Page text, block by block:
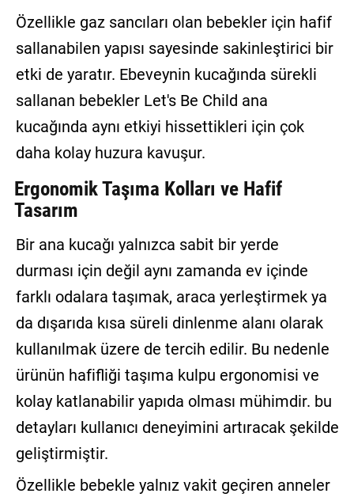
Özellikle gaz sancıları olan bebekler için hafif
sallanabilen yapısı sayesinde sakinleştirici bir
etki de yaratır. Ebeveynin kucağında sürekli
sallanan bebekler Let's Be Child ana
kucağında aynı etkiyi hissettikleri için çok
daha kolay huzura kavuşur.
Ergonomik Taşıma Kolları ve Hafif
Tasarım
Bir ana kucağı yalnızca sabit bir yerde
durması için değil aynı zamanda ev içinde
farklı odalara taşımak, araca yerleştirmek ya
da dışarıda kısa süreli dinlenme alanı olarak
kullanılmak üzere de tercih edilir. Bu nedenle
ürünün hafifliği taşıma kulpu ergonomisi ve
kolay katlanabilir yapıda olması mühimdir. bu
detayları kullanıcı deneyimini artıracak şekilde
geliştirmiştir.
Özellikle bebekle yalnız vakit geçiren anneler